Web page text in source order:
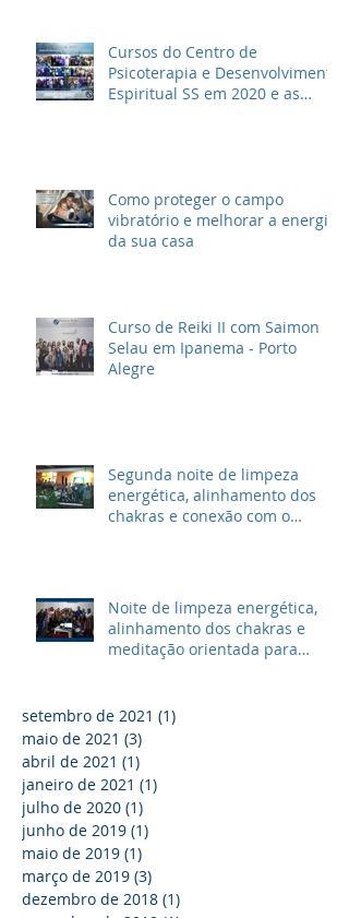
Cursos do Centro de
Psicoterapia e Desenvolvimento
Espiritual SS em 2020 e as
Como proteger o campo
vibratório e melhorar a energia
da sua casa
Curso de Reiki II com Saimon
Selau em Ipanema - Porto
Alegre
Segunda noite de limpeza
energética, alinhamento dos
chakras e conexão com o
Noite de limpeza energética,
alinhamento dos chakras e
meditação orientada para
setembro de 2021 (1)
maio de 2021 (3)
abril de 2021 (1)
janeiro de 2021 (1)
julho de 2020 (1)
junho de 2019 (1)
maio de 2019 (1)
março de 2019 (3)
dezembro de 2018 (1)